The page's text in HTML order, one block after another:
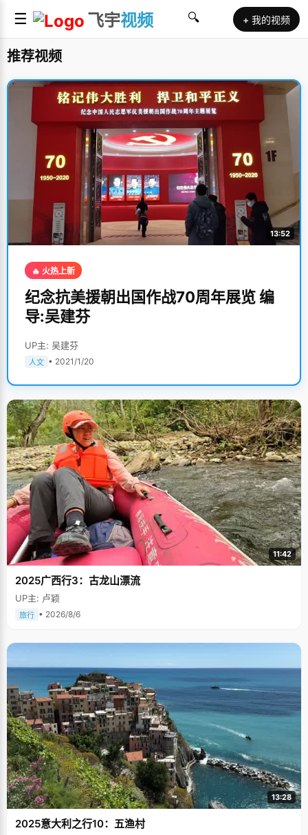
☰ 飞宇视频 🔍 + 我的视频
推荐视频
13:52
🔥 火热上新
纪念抗美援朝出国作战70周年展览 编
导:吴建芬
UP主: 吴建芬
人文 • 2021/1/20
11:42
2025广西行3：古龙山漂流
UP主: 卢颖
旅行 • 2026/8/6
13:28
2025意大利之行10：五渔村